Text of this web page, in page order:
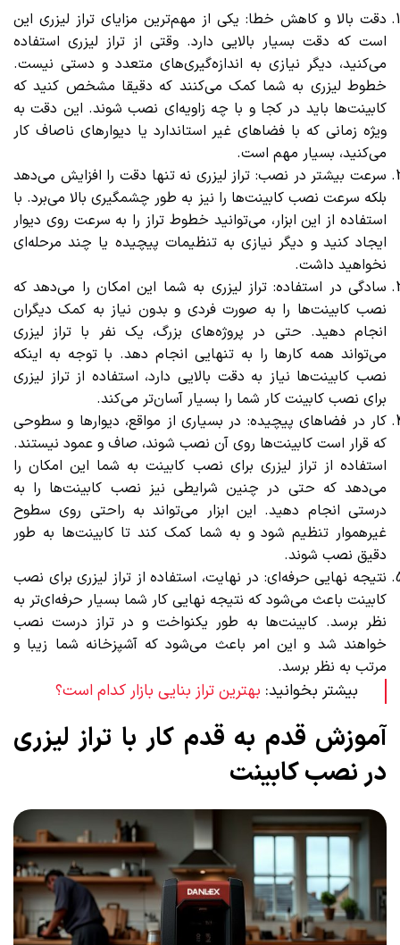
دقت بالا و کاهش خطا: یکی از مهم‌ترین مزایای تراز لیزری این
است که دقت بسیار بالایی دارد. وقتی از تراز لیزری استفاده
می‌کنید، دیگر نیازی به اندازه‌گیری‌های متعدد و دستی نیست.
خطوط لیزری به شما کمک می‌کنند که دقیقا مشخص کنید که
کابینت‌ها باید در کجا و با چه زاویه‌ای نصب شوند. این دقت به
ویژه زمانی که با فضاهای غیر استاندارد یا دیوارهای ناصاف کار
می‌کنید، بسیار مهم است.
سرعت بیشتر در نصب: تراز لیزری نه تنها دقت را افزایش می‌دهد
بلکه سرعت نصب کابینت‌ها را نیز به طور چشمگیری بالا می‌برد. با
استفاده از این ابزار، می‌توانید خطوط تراز را به سرعت روی دیوار
ایجاد کنید و دیگر نیازی به تنظیمات پیچیده یا چند مرحله‌ای
نخواهید داشت.
سادگی در استفاده: تراز لیزری به شما این امکان را می‌دهد که
نصب کابینت‌ها را به صورت فردی و بدون نیاز به کمک دیگران
انجام دهید. حتی در پروژه‌های بزرگ، یک نفر با تراز لیزری
می‌تواند همه کارها را به تنهایی انجام دهد. با توجه به اینکه
نصب کابینت‌ها نیاز به دقت بالایی دارد، استفاده از تراز لیزری
برای نصب کابینت کار شما را بسیار آسان‌تر می‌کند.
کار در فضاهای پیچیده: در بسیاری از مواقع، دیوارها و سطوحی
که قرار است کابینت‌ها روی آن نصب شوند، صاف و عمود نیستند.
استفاده از تراز لیزری برای نصب کابینت به شما این امکان را
می‌دهد که حتی در چنین شرایطی نیز نصب کابینت‌ها را به
درستی انجام دهید. این ابزار می‌تواند به راحتی روی سطوح
غیرهموار تنظیم شود و به شما کمک کند تا کابینت‌ها به طور
دقیق نصب شوند.
نتیجه نهایی حرفه‌ای: در نهایت، استفاده از تراز لیزری برای نصب
کابینت باعث می‌شود که نتیجه نهایی کار شما بسیار حرفه‌ای‌تر به
نظر برسد. کابینت‌ها به طور یکنواخت و در تراز درست نصب
خواهند شد و این امر باعث می‌شود که آشپزخانه شما زیبا و
مرتب به نظر برسد.
بیشتر بخوانید: بهترین تراز بنایی بازار کدام است؟
آموزش قدم به قدم کار با تراز لیزری
در نصب کابینت